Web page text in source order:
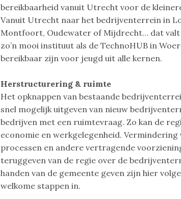
bereikbaarheid vanuit Utrecht voor de
Vanuit Utrecht naar het bedrijventerrein in
Montfoort, Oudewater of Mijdrecht… dat valt
zo’n mooi instituut als de TechnoHUB in
bereikbaar zijn voor jeugd uit alle kernen.
Herstructurering & ruimte
Het opknappen van bestaande
snel mogelijk uitgeven van nieuw
bedrijven met een ruimtevraag. Zo kan de
economie en werkgelegenheid. Vermindering
processen en andere vertragende
teruggeven van de regie over de
handen van de gemeente geven zijn hier
welkome stappen in.